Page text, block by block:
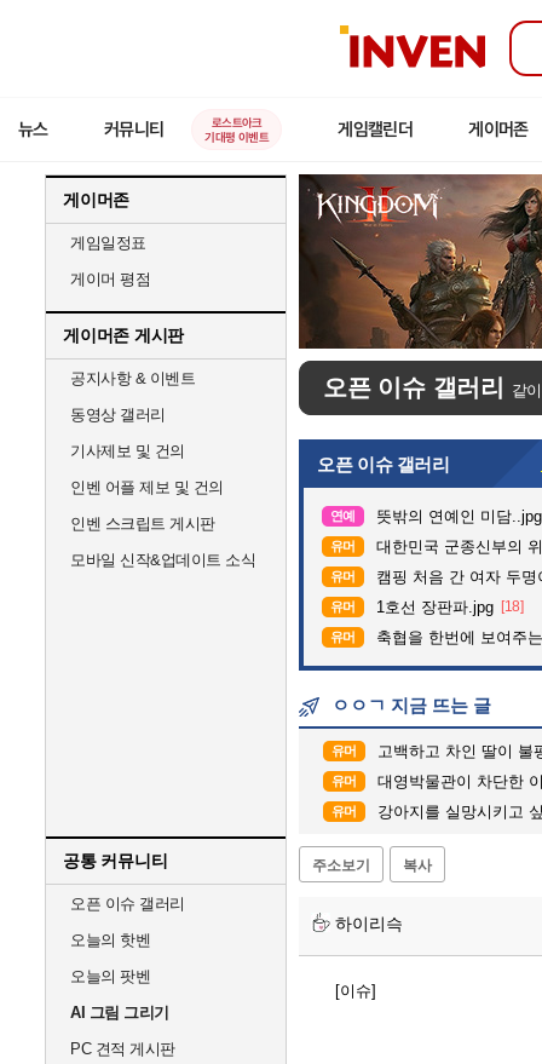
인
뉴스 커뮤니티
로스트아크
기대평 이벤트
게임캘린더 게이머존
게이머존
게임일정표
게이머 평점
게이머존 게시판
공지사항 & 이벤트
동영상 갤러리
기사제보 및 건의
인벤 어플 제보 및 건의
인벤 스크립트 게시판
모바일 신작&업데이트 소식
공통 커뮤니티
오픈 이슈 갤러리
오늘의 핫벤
오늘의 팟벤
AI 그림 그리기
PC 견적 게시판
오픈 이슈 갤러리 같
오픈 이슈 갤러리
연예 뜻밖의 연예인 미담..jpg
유머 대한민국 군종신부의
유머 캠핑 처음 간 여자 두
유머 1호선 장판파.jpg [18]
유머 축협을 한번에 보여주
ㅇㅇㄱ 지금 뜨는 글
유머 고백하고 차인 딸이 불
유머 대영박물관이 차단한
유머 강아지를 실망시키고
주소보기 복사
하이리슥
[이슈]